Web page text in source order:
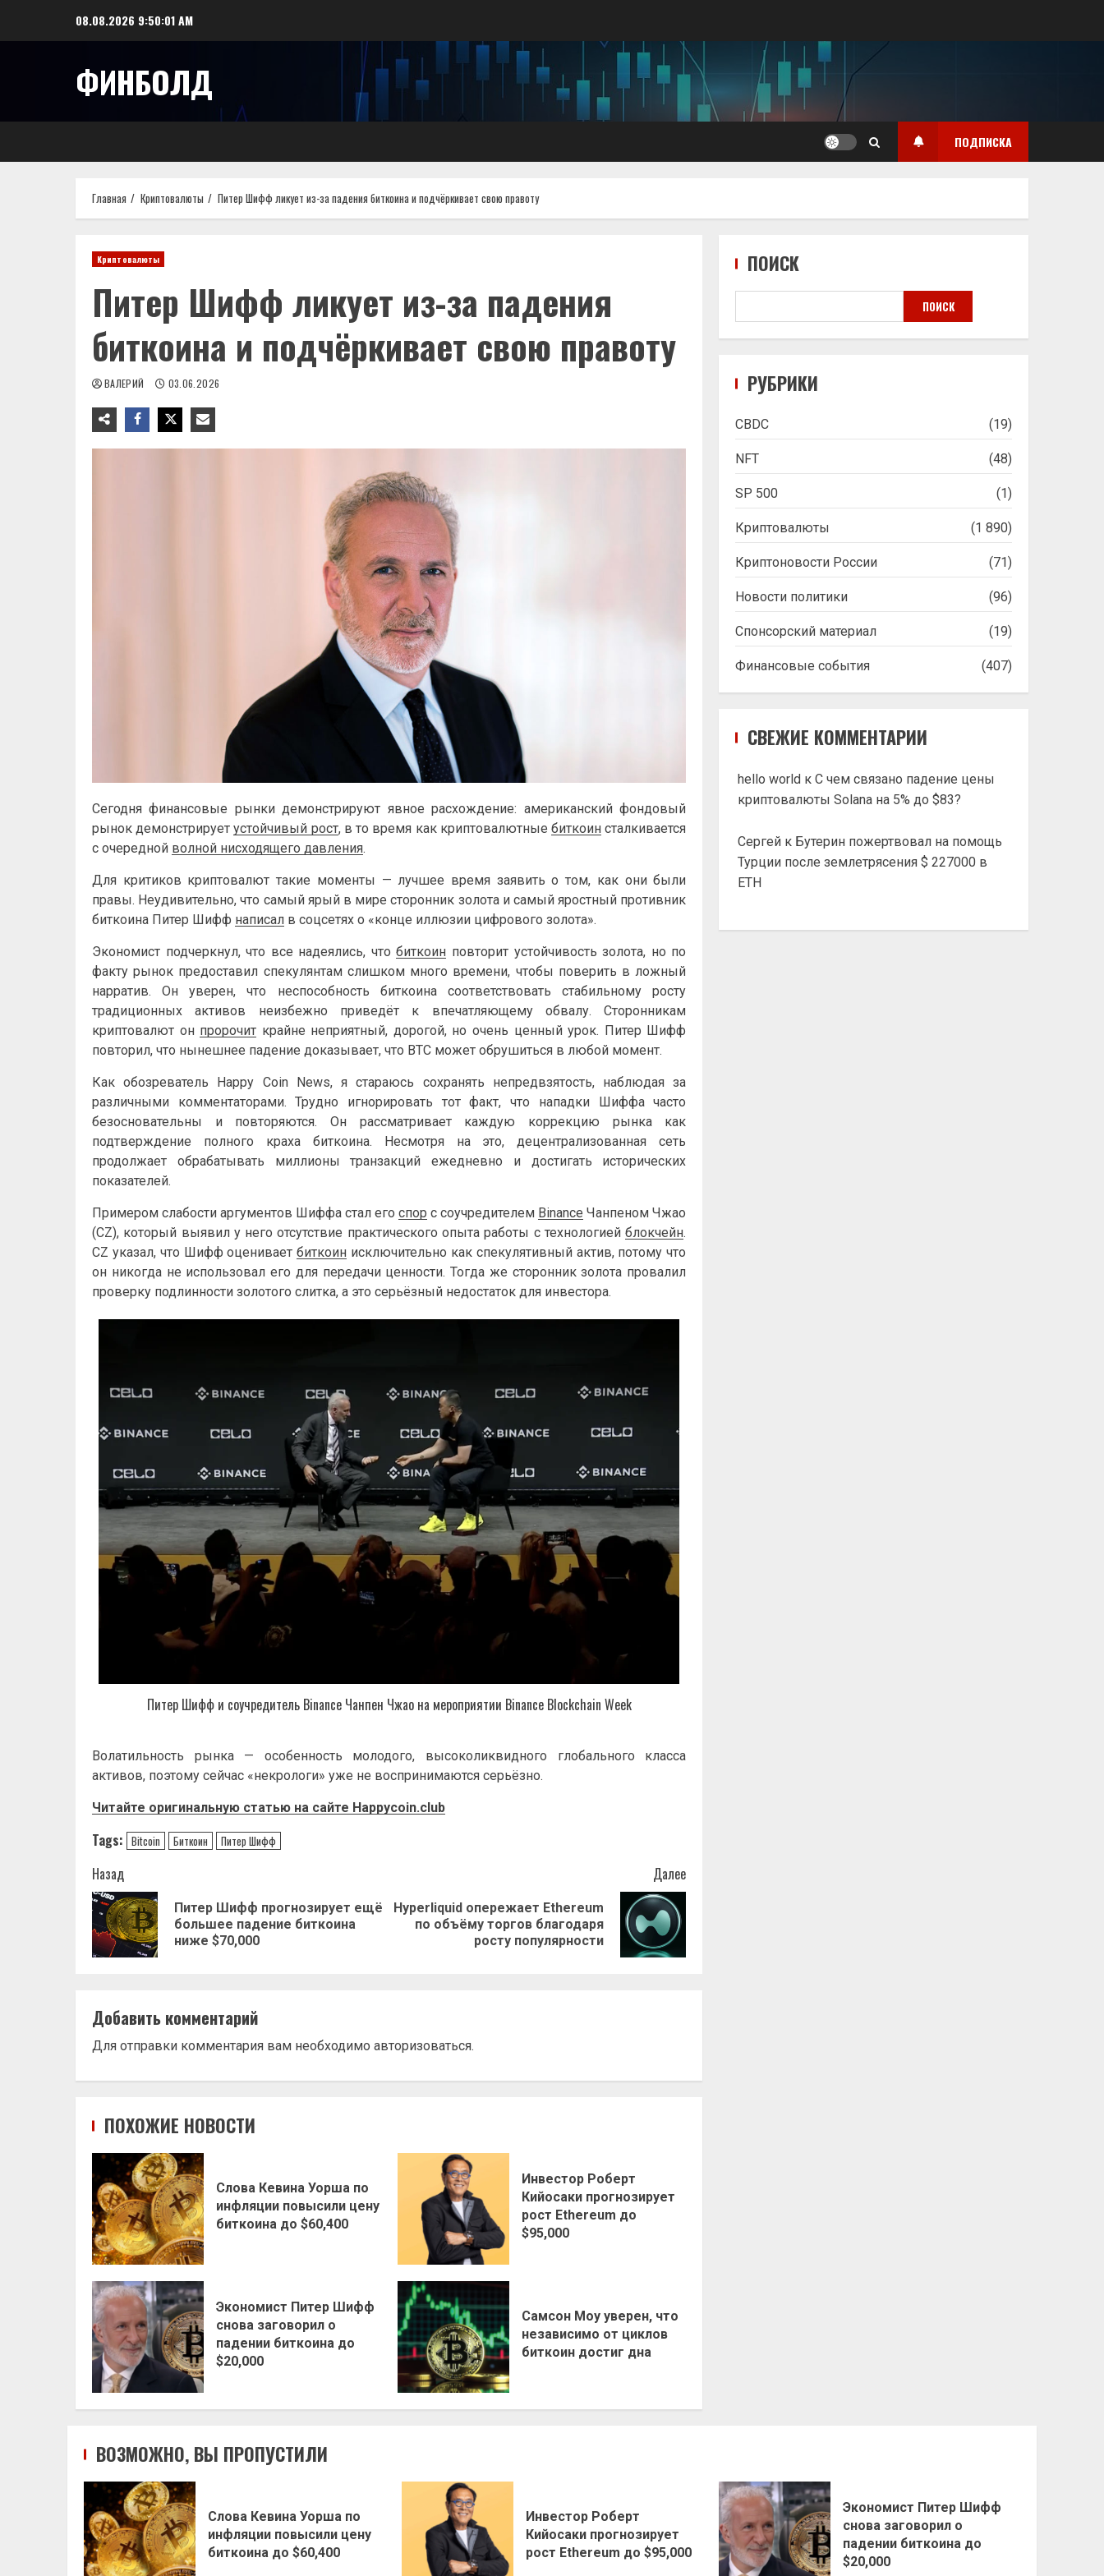
08.08.2026 9:50:02 AM
ФИНБОЛД
ПОДПИСКА
Главная Криптовалюты Питер Шифф ликует из-за падения биткоина и подчёркивает свою правоту
Криптовалюты
Питер Шифф ликует из-за падения
биткоина и подчёркивает свою правоту
ВАЛЕРИЙ 03.06.2026
Сегодня финансовые рынки демонстрируют явное расхождение: американский фондовый
рынок демонстрируетустойчивый рост, в то время как криптовалютныебиткоин сталкивается
с очередной волной нисходящего давления.
Для критиков криптовалют такие моменты — лучшее время заявить о том, как они были
правы. Неудивительно, что самый ярый в мире сторонник золота и самый яростный противник
биткоина Питер Шифф написал в соцсетях о «конце иллюзии цифрового золота».
Экономист подчеркнул, что все надеялись, чтобиткоин повторит устойчивость золота, но по
факту рынок предоставил спекулянтам слишком много времени, чтобы поверить в ложный
нарратив. Он уверен, что неспособность биткоина соответствовать стабильному росту
традиционных активов неизбежно приведёт к впечатляющему обвалу. Сторонникам
криптовалют он пророчит крайне неприятный, дорогой, но очень ценный урок. Питер Шифф
повторил, что нынешнее падение доказывает, что BTC может обрушиться в любой момент.
Как обозреватель Happy Coin News, я стараюсь сохранять непредвзятость, наблюдая за
различными комментаторами. Трудно игнорировать тот факт, что нападки Шиффа часто
безосновательны и повторяются. Он рассматривает каждую коррекцию рынка как
подтверждение полного краха биткоина. Несмотря на это, децентрализованная сеть
продолжает обрабатывать миллионы транзакций ежедневно и достигать исторических
показателей.
Примером слабости аргументов Шиффа стал егоспор с соучредителем Binance Чанпеном Чжао
(CZ), который выявил у него отсутствие практического опыта работы с технологиейблокчейн.
CZ указал, что Шифф оцениваетбиткоин исключительно как спекулятивный актив, потому что
он никогда не использовал его для передачи ценности. Тогда же сторонник золота провалил
проверку подлинности золотого слитка, а это серьёзный недостаток для инвестора.
Питер Шифф и соучредитель Binance Чанпен Чжао на мероприятии Binance Blockchain Week
Волатильность рынка — особенность молодого, высоколиквидного глобального класса
активов, поэтому сейчас «некрологи» уже не воспринимаются серьёзно.
Читайте оригинальную статью на сайте Happycoin.club
Tags: Bitcoin Биткоин Питер Шифф
Навигация
записи
Назад
Предыдущая
Питер Шифф прогнозирует ещё
большее падение биткоина
ниже $70,000
Далее
Следующая
Hyperliquid опережает Ethereum
по объёму торгов благодаря
росту популярности
Добавить комментарий
Для отправки комментария вам необходимо авторизоваться.
ПОХОЖИЕ НОВОСТИ
Слова Кевина Уорша по
инфляции повысили цену
биткоина до $60,400
Инвестор Роберт
Кийосаки прогнозирует
рост Ethereum до
$95,000
Экономист Питер Шифф
снова заговорил о
падении биткоина до
$20,000
Самсон Моу уверен, что
независимо от циклов
биткоин достиг дна
ПОИСК
ПОИСК
РУБРИКИ
CBDC (19)
NFT (48)
SP 500 (1)
Криптовалюты (1 890)
Криптоновости России (71)
Новости политики (96)
Спонсорский материал (19)
Финансовые события (407)
СВЕЖИЕ КОММЕНТАРИИ
hello world кС чем связано падение цены
криптовалюты Solana на 5% до $83?
Сергей к Бутерин пожертвовал на помощь
Турции после землетрясения $ 227000 в
ETH
ВОЗМОЖНО, ВЫ ПРОПУСТИЛИ
Слова Кевина Уорша по
инфляции повысили цену
биткоина до $60,400
Инвестор Роберт
Кийосаки прогнозирует
рост Ethereum до $95,000
Экономист Питер Шифф
снова заговорил о
падении биткоина до
$20,000